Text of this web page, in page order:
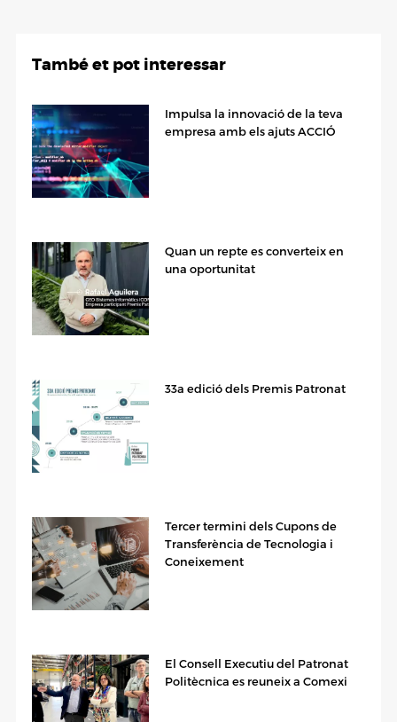
També et pot interessar
Impulsa la innovació de la teva
empresa amb els ajuts ACCIÓ
Quan un repte es converteix en
una oportunitat
33a edició dels Premis Patronat
Tercer termini dels Cupons de
Transferència de Tecnologia i
Coneixement
El Consell Executiu del Patronat
Politècnica es reuneix a Comexi